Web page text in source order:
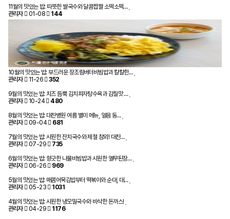
11월의 맛있는 밥: 따뜻한 쌀국수와 달콤짭짤 소떡소떡…
관리자
01-08 144
10월의 맛있는 밥: 부드러운 장조림버터비빔밥과 칼칼한…
관리자
11-26
352
9월의 맛있는 밥: 치즈 듬뿍 김치피자탕수육과 감칠맛 …
관리자
10-24
480
8월의 맛있는 밥: 대찬병원 여름 별미 메뉴, 얼음 동…
관리자
09-04
681
7월의 맛있는 밥: 시원한 잔치국수와 제철 참외! 대찬…
관리자
07-29
735
6월의 맛있는 밥: 향긋한 나물비빔밥과 시원한 열무된장…
관리자
06-26
969
5월의 맛있는 밥: 매콤어묵김밥부터 떡볶이와 순대, 대…
관리자
05-23
1031
4월의 맛있는 밥: 시원한 냉모밀국수와 바삭한 돈까스!
관리자
04-29
1176